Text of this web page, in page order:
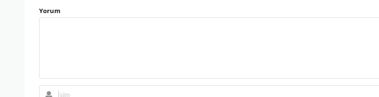
Yorum